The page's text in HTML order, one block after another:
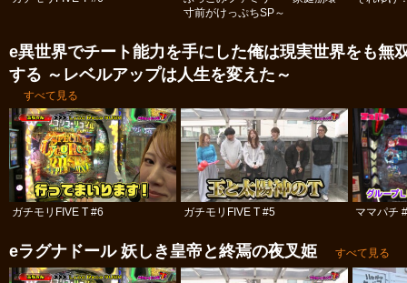
寸前がけっぷちSP～
e異世界でチート能力を手にした俺は現実世界をも無
する ～レベルアップは人生を変えた～
すべて見る
ガチモリFIVE T #6 ガチモリFIVE T #5 ママパチ
eラグナドール 妖しき皇帝と終焉の夜叉姫 すべて見る